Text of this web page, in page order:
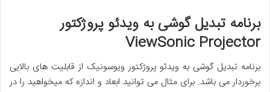
برنامه تبدیل گوشی به ویدئو پروژکتور
ViewSonic Projector
برنامه تبدیل گوشی به ویدئو پروژکتور ویوسونیک از قابلیت های بالایی
برخوردار می باشد. برای مثال می توانید ابعاد و اندازه که میخواهید را در